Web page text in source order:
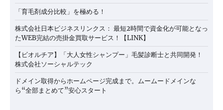
「育毛剤成分比較」を極める！
株式会社日本ビジネスリンクス： 最短2時間で資金化が可能となっ
たWEB完結の売掛金買取サービス！【LINK】
【ビオルチア】「大人女性シャンプー」毛髪診断士と共同開発！
株式会社ソーシャルテック
ドメイン取得からホームページ完成まで。ムームードメインな
ら“全部まとめて”安心スタート